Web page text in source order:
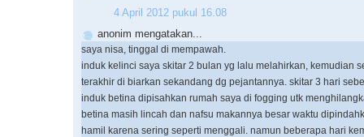
4 April 2012 pukul 16.08
anonim mengatakan...
saya nisa, tinggal di mempawah.
induk kelinci saya skitar 2 bulan yg lalu melahirkan, kemudian
terakhir di biarkan sekandang dg pejantannya. skitar 3 hari
induk betina dipisahkan rumah saya di fogging utk
betina masih lincah dan nafsu makannya besar waktu
hamil karena sering seperti menggali. namun beberapa hari